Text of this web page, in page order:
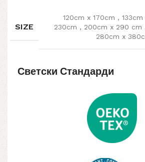
SIZE
120cm x 170cm ,
230cm , 200cm x 290 cm
280cm x
Светски Стандарди